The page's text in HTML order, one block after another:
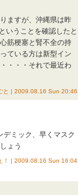
ますが、沖縄県は昨
いうことを確認したと
筋梗塞と腎不全の持
ている方は新型イン
・・・それで最近わ
と | 2009.08.16 Sun 20:46
ミック、早くマスク
ょう
！ | 2009.08.16 Sun 16:04